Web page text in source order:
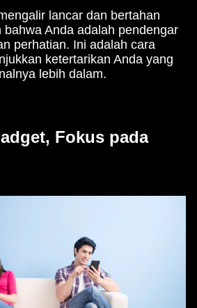
lancar dan bertahan
bahwa Anda adalah pendengar
perhatian. Ini adalah cara
ketertarikan Anda yang
lebih dalam.
Fokus pada